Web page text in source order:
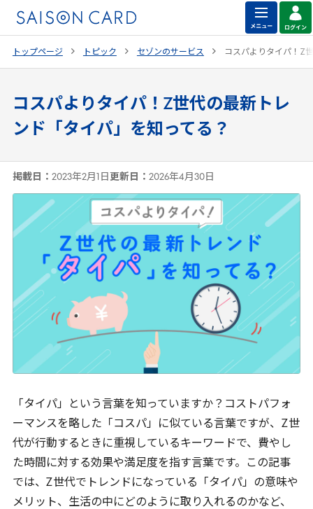
トップページ トピック セゾンのサービス コスパよりタイパ！ Z
コスパよりタイパ！Z世代の最新トレ
ンド「タイパ」を知ってる？
掲載日： 2023年2月1日 更新日： 2026年4月30日
「タイパ」という言葉を知っていますか？コストパフォ
ーマンスを略した「コスパ」に似ている言葉ですが、 Z世
代が行動するときに重視しているキーワードで、費やし
た時間に対する効果や満足度を指す言葉です。この記事
では、 Z世代でトレンドになっている「タイパ」の意味や
メリット、生活の中にどのように取り入れるのかなど、